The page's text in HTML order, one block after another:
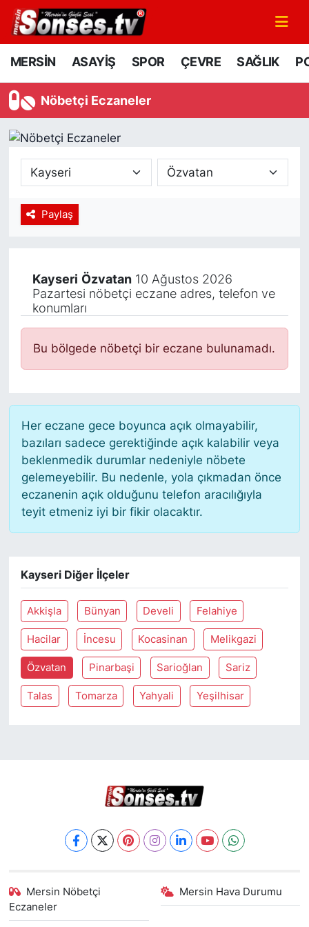
MERSİN ASAYİŞ SPOR ÇEVRE SAĞLIK
Nöbetçi Eczaneler
Paylaş
Kayseri Özvatan10 Ağustos 2026
Pazartesi nöbetçi eczane adres, telefon ve
konumları
Bu bölgede nöbetçi bir eczane bulunamadı.
Her eczane gece boyunca açık olmayabilir,
bazıları sadece gerektiğinde açık kalabilir veya
beklenmedik durumlar nedeniyle nöbete
gelemeyebilir. Bu nedenle, yola çıkmadan önce
eczanenin açık olduğunu telefon aracılığıyla
teyit etmeniz iyi bir fikir olacaktır.
Kayseri Diğer İlçeler
Akkişla Bünyan Develi Felahiye
Hacilar İncesu Kocasinan Melikgazi
Özvatan Pinarbaşi Sarioğlan Sariz
Talas Tomarza Yahyali Yeşilhisar
Mersin Nöbetçi
Eczaneler
Mersin Hava Durumu
MERSİN
GÜNÜN MANŞETİ
KÜLTÜR - SANAT
SAĞLIK
YEREL HABER
Haberde insan
Tanıtım
Mersin Nöbetçi Eczaneler
Mersin Trafik Yoğunluk Haritası
Tüm Manşetler
Haber Arşivi